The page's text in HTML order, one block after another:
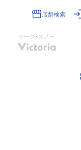
店舗検索
サーフ&スノー